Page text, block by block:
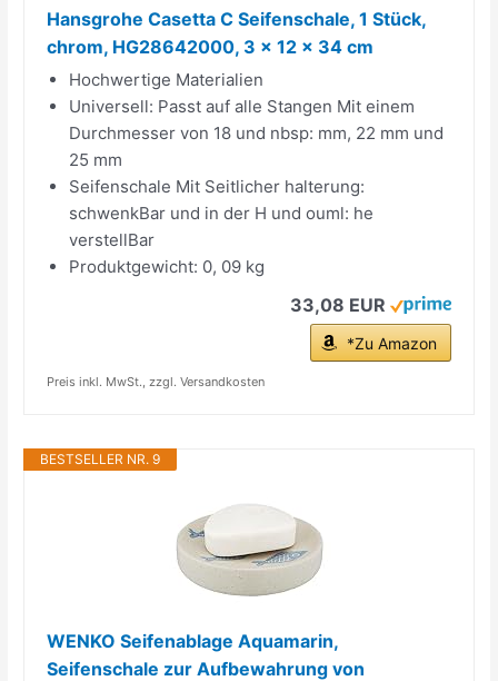
Hansgrohe Casetta C Seifenschale, 1 Stück,
chrom, HG28642000, 3 x 12 x 34 cm
Hochwertige Materialien
Universell: Passt auf alle Stangen Mit einem
Durchmesser von 18 und nbsp: mm, 22 mm und
25 mm
Seifenschale Mit Seitlicher halterung:
schwenkBar und in der H und ouml: he
verstellBar
Produktgewicht: 0, 09 kg
33,08 EUR
*Zu Amazon
Preis inkl. MwSt., zzgl. Versandkosten
BESTSELLER NR. 9
WENKO Seifenablage Aquamarin,
Seifenschale zur Aufbewahrung von